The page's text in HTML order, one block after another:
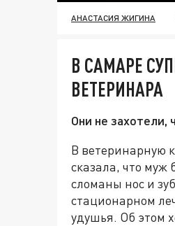
АНАСТАСИЯ ЖИГИНА
В САМАРЕ
ВЕТЕРИНАРА
Они не захотели,
В ветеринарную
сказала, что муж
сломаны нос и
стационарном
удушья. Об этом